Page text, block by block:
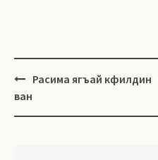
Навигация
Расима ягъай кфилдин
ван